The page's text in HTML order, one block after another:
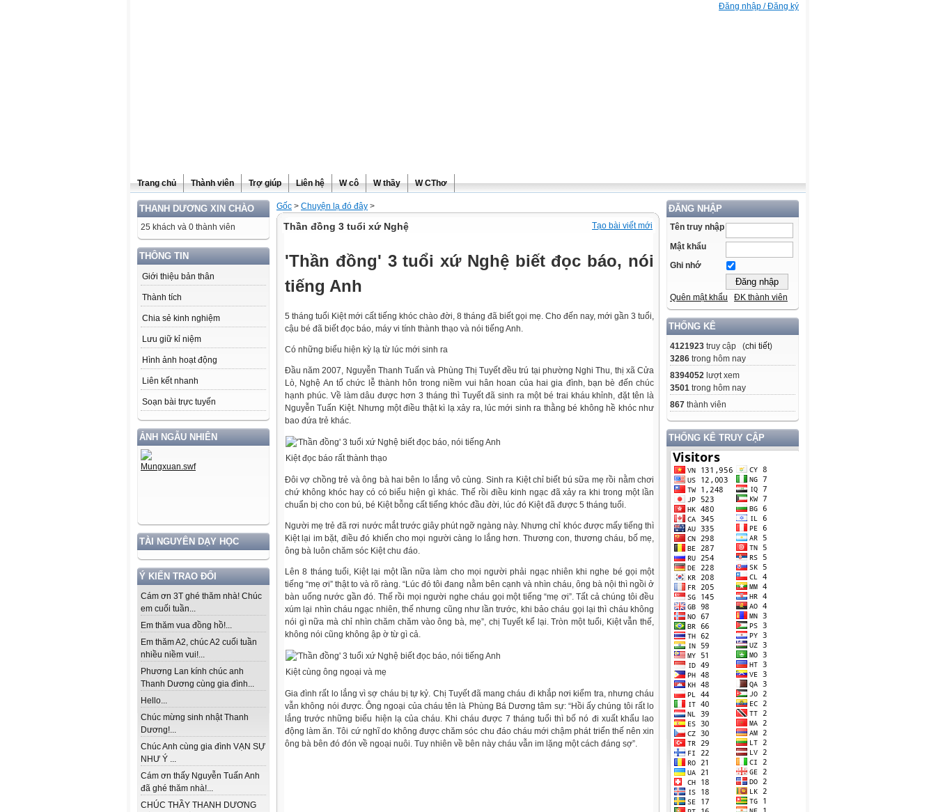
Đăng nhập / Đăng ký
Trang chủ Thành viên Trợ giúp Liên hệ W cô W thầy W CThơ
THANH DƯƠNG XIN CHÀO
25 khách và 0 thành viên
THÔNG TIN
Giới thiệu bản thân
Thành tích
Chia sẻ kinh nghiệm
Lưu giữ kỉ niệm
Hình ảnh hoạt động
Liên kết nhanh
Soạn bài trực tuyến
ẢNH NGẪU NHIÊN
TÀI NGUYÊN DẠY HỌC
Ý KIẾN TRAO ĐỔI
Cám ơn 3T ghé thăm nhà! Chúc
em cuối tuần...
Em thăm vua đồng hồ!...
Em thăm A2, chúc A2 cuối tuần
nhiều niềm vui!...
Phương Lan kính chúc anh
Thanh Dương cùng gia đình...
Hello...
Chúc mừng sinh nhật Thanh
Dương!...
Chúc Anh cùng gia đình VẠN SỰ
NHƯ Ý ...
Cám ơn thấy Nguyễn Tuấn Anh
đã ghé thăm nhà!...
CHÚC THẦY THANH DƯƠNG
ĐĂNG NHẬP
Tên truy nhập
Mật khẩu
Ghi nhớ
Quên mật khẩu ĐK thành viên
THỐNG KÊ
4121923 truy cập (chi tiết)
3286 trong hôm nay
8394052 lượt xem
3501 trong hôm nay
867 thành viên
THỐNG KÊ TRUY CẬP
Gốc > Chuyện lạ đó đây >
Tạo bài viết mới
Thần đồng 3 tuổi xứ Nghệ
'Thần đồng' 3 tuổi xứ Nghệ biết đọc báo, nói
tiếng Anh
5 tháng tuổi Kiệt mới cất tiếng khóc chào đời, 8 tháng đã biết gọi mẹ. Cho đến nay, mới gần 3 tuổi,
cậu bé đã biết đọc báo, máy vi tính thành thạo và nói tiếng Anh.
Có những biểu hiện kỳ lạ từ lúc mới sinh ra
Đầu năm 2007, Nguyễn Thanh Tuấn và Phùng Thị Tuyết đều trú tại phường Nghi Thu, thị xã Cửa
Lò, Nghệ An tổ chức lễ thành hôn trong niềm vui hân hoan của hai gia đình, bạn bè đến chúc
hạnh phúc. Về làm dâu được hơn 3 tháng thì Tuyết đã sinh ra một bé trai kháu khỉnh, đặt tên là
Nguyễn Tuấn Kiệt. Nhưng một điều thật kì lạ xảy ra, lúc mới sinh ra thằng bé không hề khóc như
bao đứa trẻ khác.
Kiệt đọc báo rất thành thạo
Đôi vợ chồng trẻ và ông bà hai bên lo lắng vô cùng. Sinh ra Kiệt chỉ biết bú sữa mẹ rồi nằm chơi
chứ không khóc hay có có biểu hiện gì khác. Thế rồi điều kinh ngạc đã xảy ra khi trong một lần
chuẩn bị cho con bú, bé Kiệt bỗng cất tiếng khóc đầu đời, lúc đó Kiệt đã được 5 tháng tuổi.
Người mẹ trẻ đã rơi nước mắt trước giây phút ngỡ ngàng này. Nhưng chỉ khóc được mấy tiếng thì
Kiệt lại im bặt, điều đó khiến cho mọi người càng lo lắng hơn. Thương con, thương cháu, bố mẹ,
ông bà luôn chăm sóc Kiệt chu đáo.
Lên 8 tháng tuổi, Kiệt lại một lần nữa làm cho mọi người phải ngạc nhiên khi nghe bé gọi một
tiếng “mẹ ơi” thật to và rõ ràng. “Lúc đó tôi đang nằm bên cạnh và nhìn cháu, ông bà nội thì ngồi ở
bàn uống nước gần đó. Thế rồi mọi người nghe cháu gọi một tiếng “mẹ ơi”. Tất cả chúng tôi đều
xúm lại nhìn cháu ngạc nhiên, thế nhưng cũng như lần trước, khi bảo cháu gọi lại thì cháu không
nói gì nữa mà chỉ nhìn chăm chăm vào ông bà, mẹ”, chị Tuyết kể lại. Tròn một tuổi, Kiệt vẫn thế,
không nói cũng không ập ờ từ gì cả.
Kiệt cùng ông ngoại và mẹ
Gia đình rất lo lắng vì sợ cháu bị tự kỷ. Chị Tuyết đã mang cháu đi khắp nơi kiểm tra, nhưng cháu
vẫn không nói được. Ông ngoại của cháu tên là Phùng Bá Dương tâm sự: “Hồi ấy chúng tôi rất lo
lắng trước những biểu hiện lạ của cháu. Khi cháu được 7 tháng tuổi thì bố nó đi xuất khẩu lao
động làm ăn. Tôi cứ nghĩ do không được chăm sóc chu đáo cháu mới chậm phát triển thế nên xin
ông bà bên đó đón về ngoại nuôi. Tuy nhiên về bên này cháu vẫn im lặng một cách đáng sợ”.